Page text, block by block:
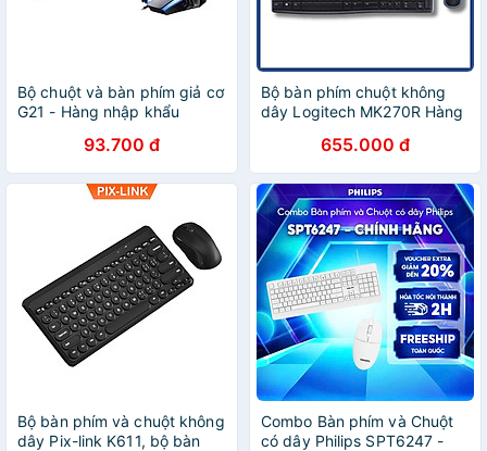
Bộ chuột và bàn phím giả cơ
G21 - Hàng nhập khẩu
93.700 đ
Bộ bàn phím chuột không
dây Logitech MK270R Hàng
655.000 đ
Bộ bàn phím và chuột không
dây Pix-link K611, bộ bàn
Combo Bàn phím và Chuột
có dây Philips SPT6247 -